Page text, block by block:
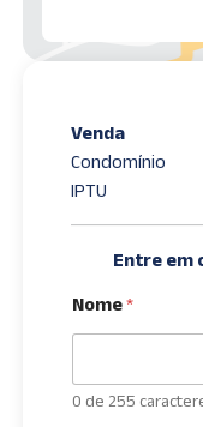
Venda
Condomínio
IPTU
Entre em
Nome*
0 de 255